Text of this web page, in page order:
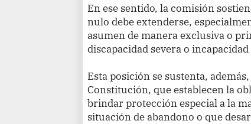
En ese sentido, la comisión
nulo debe extenderse,
asumen de manera exclusiva o
discapacidad severa o
Esta posición se sustenta,
Constitución, que establecen la
brindar protección especial a la
situación de abandono o que